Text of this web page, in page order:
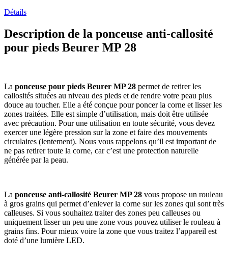
Détails
Description de la ponceuse anti-callosité
pour pieds Beurer MP 28
La ponceuse pour pieds Beurer MP 28 permet de retirer les
callosités situées au niveau des pieds et de rendre votre peau plus
douce au toucher. Elle a été conçue pour poncer la corne et lisser les
zones traitées. Elle est simple d’utilisation, mais doit être utilisée
avec précaution. Pour une utilisation en toute sécurité, vous devez
exercer une légère pression sur la zone et faire des mouvements
circulaires (lentement). Nous vous rappelons qu’il est important de
ne pas retirer toute la corne, car c’est une protection naturelle
générée par la peau.
La ponceuse anti-callosité Beurer MP 28 vous propose un rouleau
à gros grains qui permet d’enlever la corne sur les zones qui sont très
calleuses. Si vous souhaitez traiter des zones peu calleuses ou
uniquement lisser un peu une zone vous pouvez utiliser le rouleau à
grains fins. Pour mieux voire la zone que vous traitez l’appareil est
doté d’une lumière LED.